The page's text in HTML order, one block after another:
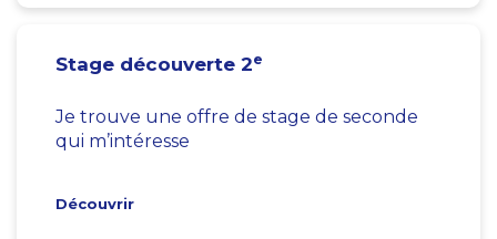
Stage découverte 2e
Je trouve une offre de stage de seconde
qui m’intéresse
Découvrir